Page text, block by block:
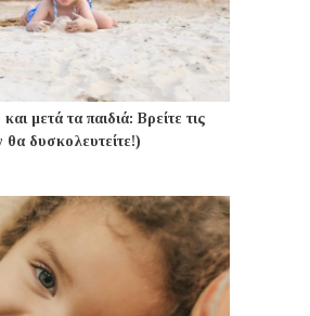
μετά τα παιδιά: Βρείτε τις
θα δυσκολευτείτε!)